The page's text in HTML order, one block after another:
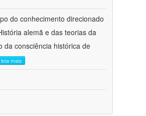
do conhecimento direcionado
alemã e das teorias da
da consciência histórica de
leia mais